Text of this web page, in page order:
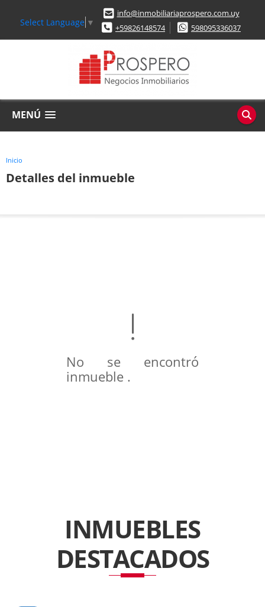
Select Language ▼
info@inmobiliariaprospero.com.uy
+59826148574
598095336037
MENÚ
Inicio
Detalles del inmueble
No se encontró
inmueble .
INMUEBLES
DESTACADOS